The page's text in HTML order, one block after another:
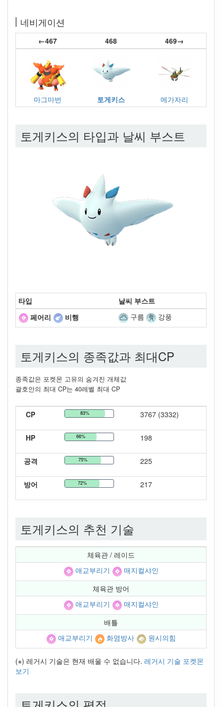
네비게이션
←467 468 469→
마그마번 토게키스 메가자리
토게키스의 타입과 날씨 부스트
타입
날씨 부스트
페어리
비행 구름 강풍
토게키스의 종족값과 최대CP
종족값은 포켓몬 고유의 숨겨진 개체값
괄호안의 최대 CP는 40레벨 최대 CP
CP 83% 3767 (3332)
HP 66% 198
공격 75% 225
방어 72% 217
토게키스의 추천 기술
체육관 / 레이드
애교부리기
매지컬샤인
체육관 방어
애교부리기
매지컬샤인
배틀
애교부리기
화염방사 원시의힘
(※) 레거시 기술은 현재 배울 수 없습니다. 레거시 기술 포켓몬
보기